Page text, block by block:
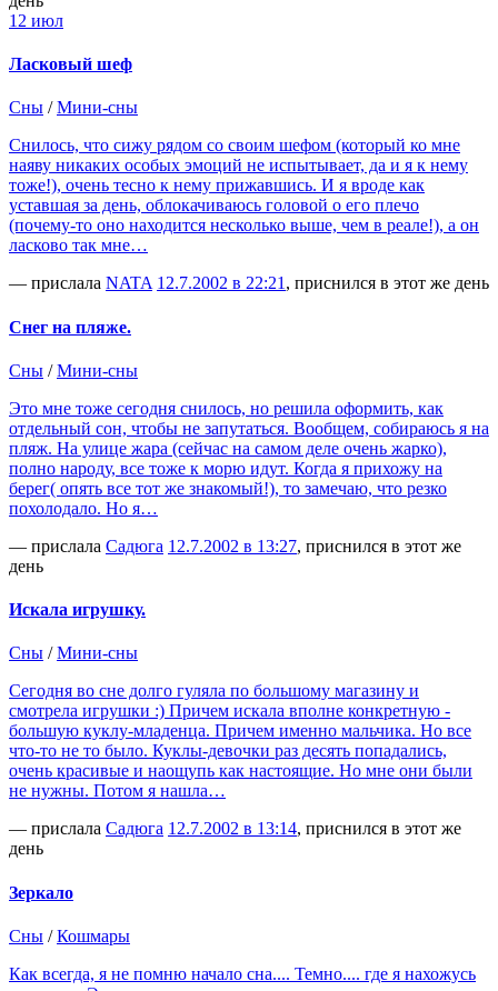
12 июл
Ласковый шеф
Сны /Мини-сны
Снилось, что сижу рядом со своим шефом (который ко мне
наяву никаких особых эмоций не испытывает, да и я к нему
тоже!), очень тесно к нему прижавшись. И я вроде как
уставшая за день, облокачиваюсь головой о его плечо
(почему-то оно находится несколько выше, чем в реале!), а он
ласково так мне…
— прислала NATA 12.7.2002 в 22:21, приснился в этот же день
Снег на пляже.
Сны /Мини-сны
Это мне тоже сегодня снилось, но решила оформить, как
отдельный сон, чтобы не запутаться. Вообщем, собираюсь я на
пляж. На улице жара (сейчас на самом деле очень жарко),
полно народу, все тоже к морю идут. Когда я прихожу на
берег( опять все тот же знакомый!), то замечаю, что резко
похолодало. Но я…
— прислала Садюга 12.7.2002 в 13:27, приснился в этот же
день
Искала игрушку.
Сны /Мини-сны
Сегодня во сне долго гуляла по большому магазину и
смотрела игрушки :) Причем искала вполне конкретную -
большую куклу-младенца. Причем именно мальчика. Но все
что-то не то было. Куклы-девочки раз десять попадались,
очень красивые и наощупь как настоящие. Но мне они были
не нужны. Потом я нашла…
— прислала Садюга 12.7.2002 в 13:14, приснился в этот же
день
Зеркало
Сны /Кошмары
Как всегда, я не помню начало сна.... Темно.... где я нахожусь